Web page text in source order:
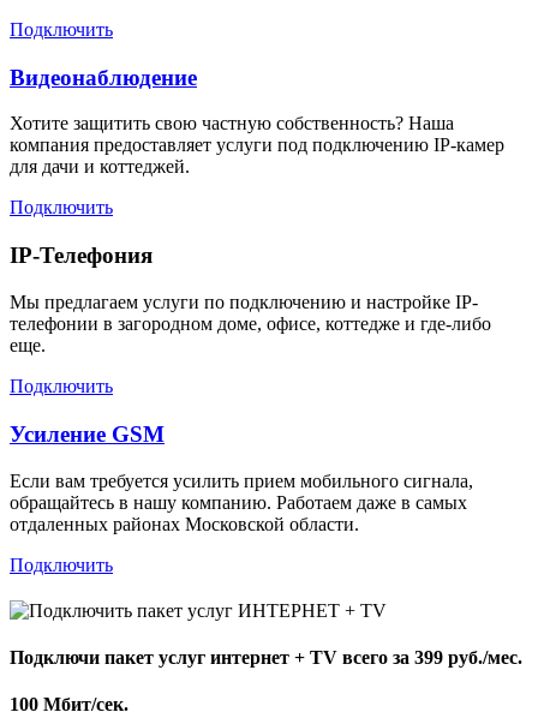
Подключить
Видеонаблюдение
Хотите защитить свою частную собственность? Наша
компания предоставляет услуги под подключению IP-камер
для дачи и коттеджей.
Подключить
IP-Телефония
Мы предлагаем услуги по подключению и настройке IP-
телефонии в загородном доме, офисе, коттедже и где-либо
еще.
Подключить
Усиление GSM
Если вам требуется усилить прием мобильного сигнала,
обращайтесь в нашу компанию. Работаем даже в самых
отдаленных районах Московской области.
Подключить
Подключи пакет услуг интернет + TV всего за 399 руб./мес.
100 Мбит/сек.